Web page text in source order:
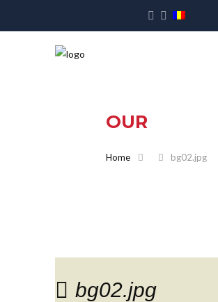
OUR
Home bg02.jpg
bg02.jpg